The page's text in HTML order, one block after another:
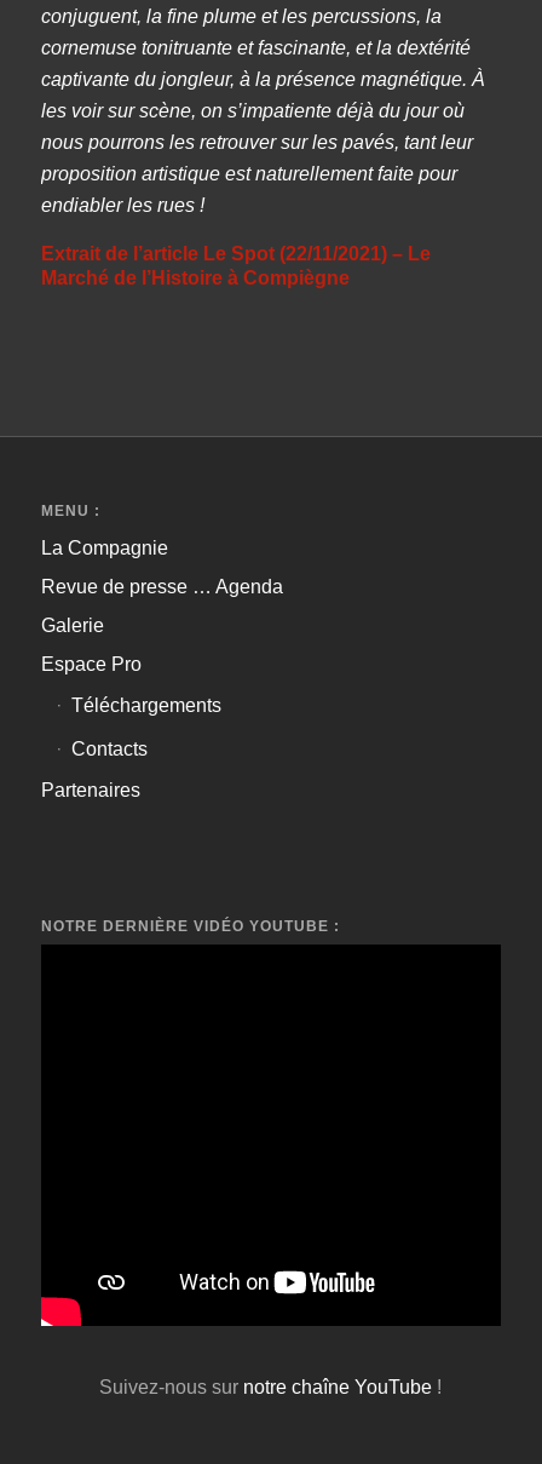
conjuguent, la fine plume et les percussions, la
cornemuse tonitruante et fascinante, et la dextérité
captivante du jongleur, à la présence magnétique. À
les voir sur scène, on s’impatiente déjà du jour où
nous pourrons les retrouver sur les pavés, tant leur
proposition artistique est naturellement faite pour
endiabler les rues !
Extrait de l’article Le Spot (22/11/2021) – Le
Marché de l’Histoire à Compiègne
MENU :
La Compagnie
Revue de presse … Agenda
Galerie
Espace Pro
Téléchargements
Contacts
Partenaires
NOTRE DERNIÈRE VIDÉO YOUTUBE :
Suivez-nous sur notre chaîne YouTube !